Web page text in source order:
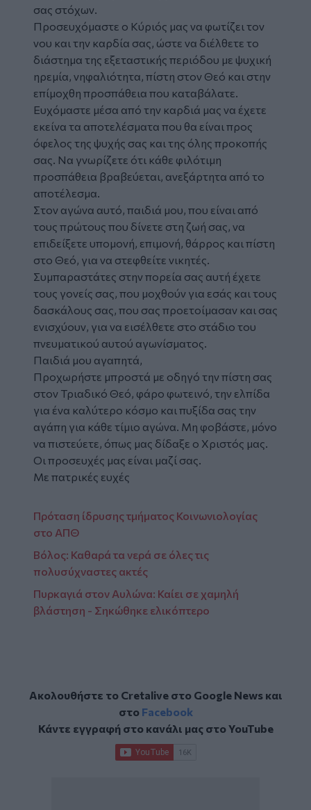
σας στόχων.
Προσευχόμαστε ο Κύριός μας να φωτίζει τον
νου και την καρδία σας, ώστε να διέλθετε το
διάστημα της εξεταστικής περιόδου με ψυχική
ηρεμία, νηφαλιότητα, πίστη στον Θεό και στην
επίμοχθη προσπάθεια που καταβάλατε.
Ευχόμαστε μέσα από την καρδιά μας να έχετε
εκείνα τα αποτελέσματα που θα είναι προς
όφελος της ψυχής σας και της όλης προκοπής
σας. Να γνωρίζετε ότι κάθε φιλότιμη
προσπάθεια βραβεύεται, ανεξάρτητα από το
αποτέλεσμα.
Στον αγώνα αυτό, παιδιά μου, που είναι από
τους πρώτους που δίνετε στη ζωή σας, να
επιδείξετε υπομονή, επιμονή, θάρρος και πίστη
στο Θεό, για να στεφθείτε νικητές.
Συμπαραστάτες στην πορεία σας αυτή έχετε
τους γονείς σας, που μοχθούν για εσάς και τους
δασκάλους σας, που σας προετοίμασαν και σας
ενισχύουν, για να εισέλθετε στο στάδιο του
πνευματικού αυτού αγωνίσματος.
Παιδιά μου αγαπητά,
Προχωρήστε μπροστά με οδηγό την πίστη σας
στον Τριαδικό Θεό, φάρο φωτεινό, την ελπίδα
για ένα καλύτερο κόσμο και πυξίδα σας την
αγάπη για κάθε τίμιο αγώνα. Μη φοβάστε, μόνο
να πιστεύετε, όπως μας δίδαξε ο Χριστός μας.
Οι προσευχές μας είναι μαζί σας.
Με πατρικές ευχές
Πρόταση ίδρυσης τμήματος Κοινωνιολογίας
στο ΑΠΘ
Βόλος: Καθαρά τα νερά σε όλες τις
πολυσύχναστες ακτές
Πυρκαγιά στον Αυλώνα: Καίει σε χαμηλή
βλάστηση - Σηκώθηκε ελικόπτερο
Ακολουθήστε το Cretalive στο Google Newsκαι
στο Facebook
Κάντε εγγραφή στο κανάλι μας στοYouTube